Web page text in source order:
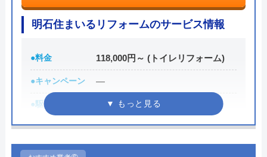
公式サイトを見る
0120-300-199
三河設備工業の基本情報
明石住まいるリフォームのサービス情報
●料金 118,000円～ (トイレリフォーム)
●キャンペーン ―
●駆けつけ時間
●受付時間 10:00～17:00
●定休日